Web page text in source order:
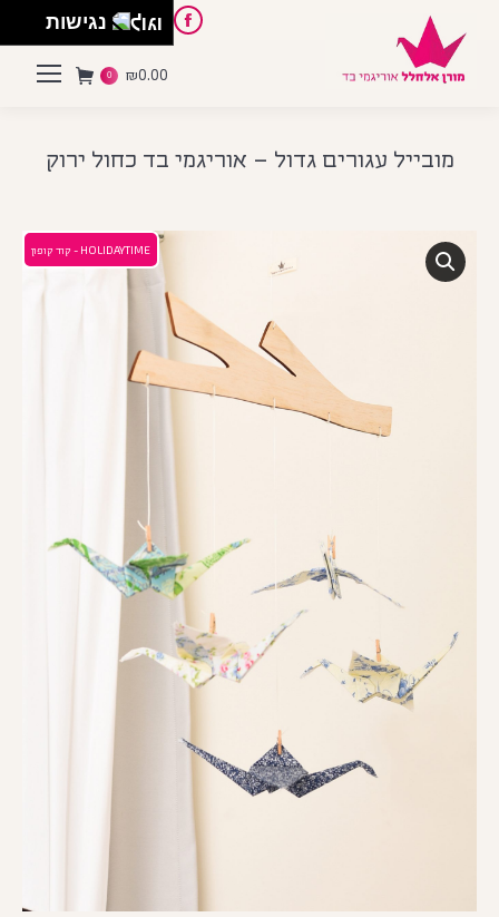
Facebook
Pinterest
Instagram
English
₪0.00
0
מובייל עגורים גדול – אוריגמי בד כחול ירוק
HOLIDAYTIME - קוד קופון
נגישות